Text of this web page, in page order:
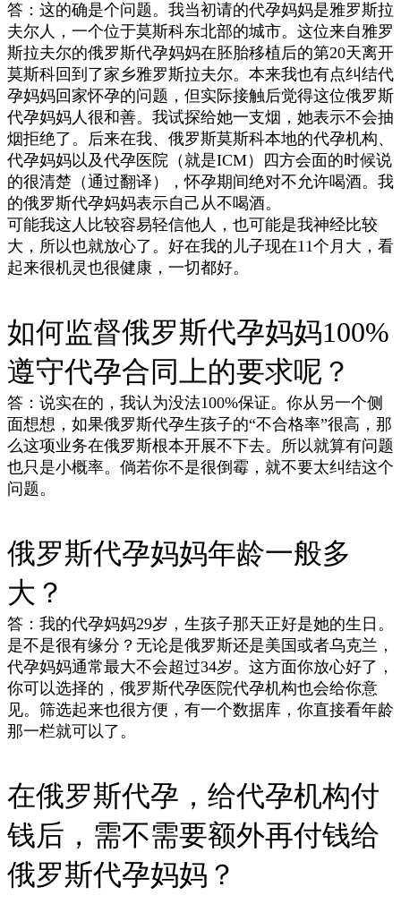
答：这的确是个问题。我当初请的代孕妈妈是雅罗斯拉
夫尔人，一个位于莫斯科东北部的城市。这位来自雅罗
斯拉夫尔的俄罗斯代孕妈妈在胚胎移植后的第20天离开
莫斯科回到了家乡雅罗斯拉夫尔。本来我也有点纠结代
孕妈妈回家怀孕的问题，但实际接触后觉得这位俄罗斯
代孕妈妈人很和善。我试探给她一支烟，她表示不会抽
烟拒绝了。后来在我、俄罗斯莫斯科本地的代孕机构、
代孕妈妈以及代孕医院（就是ICM）四方会面的时候说
的很清楚（通过翻译），怀孕期间绝对不允许喝酒。我
的俄罗斯代孕妈妈表示自己从不喝酒。
可能我这人比较容易轻信他人，也可能是我神经比较
大，所以也就放心了。好在我的儿子现在11个月大，看
起来很机灵也很健康，一切都好。
如何监督俄罗斯代孕妈妈100%
遵守代孕合同上的要求呢？
答：说实在的，我认为没法100%保证。你从另一个侧
面想想，如果俄罗斯代孕生孩子的“不合格率”很高，那
么这项业务在俄罗斯根本开展不下去。所以就算有问题
也只是小概率。倘若你不是很倒霉，就不要太纠结这个
问题。
俄罗斯代孕妈妈年龄一般多
大？
答：我的代孕妈妈29岁，生孩子那天正好是她的生日。
是不是很有缘分？无论是俄罗斯还是美国或者乌克兰，
代孕妈妈通常最大不会超过34岁。这方面你放心好了，
你可以选择的，俄罗斯代孕医院代孕机构也会给你意
见。筛选起来也很方便，有一个数据库，你直接看年龄
那一栏就可以了。
在俄罗斯代孕，给代孕机构付
钱后，需不需要额外再付钱给
俄罗斯代孕妈妈？